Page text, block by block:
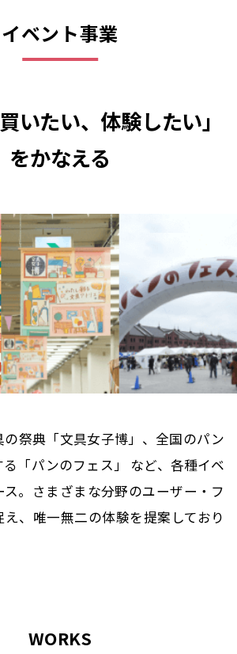
イベント事業
いたい、体験したい」
をかなえる
の祭典「文具女子博」、全国のパン
「パンのフェス」 など、各種イベ
。 さまざまな分野のユーザー・フ
え、唯一無二の体験を提案しており
WORKS